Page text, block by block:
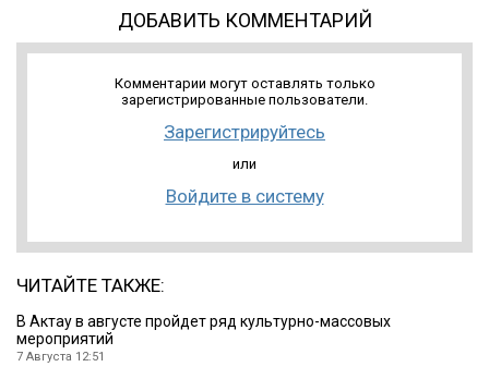
ДОБАВИТЬ КОММЕНТАРИЙ
Комментарии могут оставлять только
зарегистрированные пользователи.
Зарегистрируйтесь
или
Войдите в систему
ЧИТАЙТЕ ТАКЖЕ:
В Актау в августе пройдет ряд культурно-массовых
мероприятий
7 Августа 12:51